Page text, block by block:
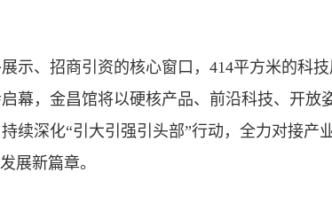
、招商引资的核心窗口，414平方米的科技
幕，金昌馆将以硬核产品、前沿科技、开放
续深化“引大引强引头部”行动，全力对接产
展新篇章。